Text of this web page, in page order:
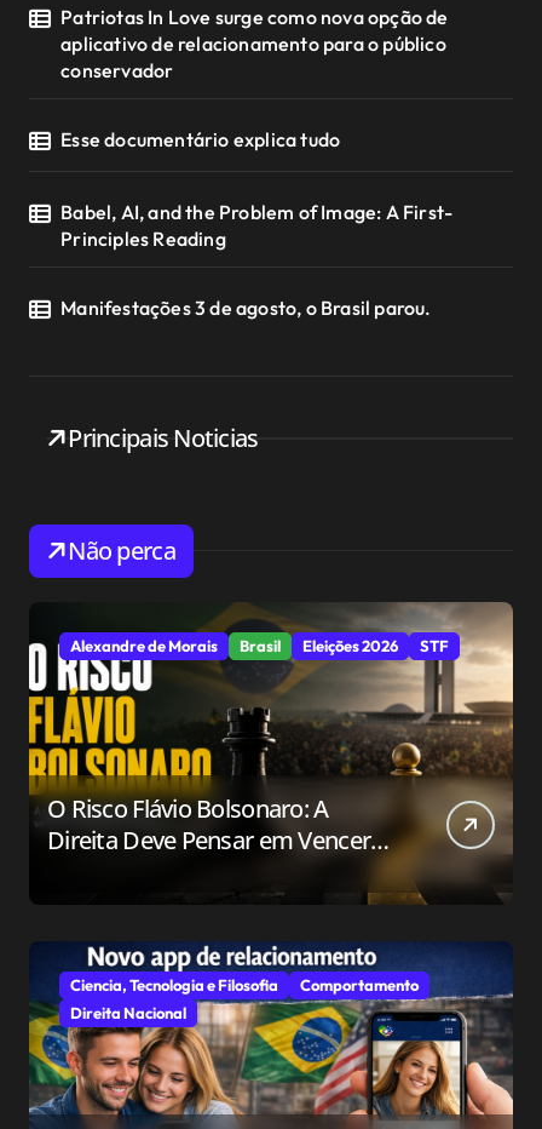
Patriotas In Love surge como nova opção de
aplicativo de relacionamento para o público
conservador
Esse documentário explica tudo
Babel, AI, and the Problem of Image: A First-
Principles Reading
Manifestações 3 de agosto, o Brasil parou.
Principais Noticias
Não perca
Alexandre de Morais Brasil Eleições 2026 STF
O Risco Flávio Bolsonaro: A
Direita Deve Pensar em Vencer
Ciencia, Tecnologia e Filosofia
Comportamento
Direita Nacional